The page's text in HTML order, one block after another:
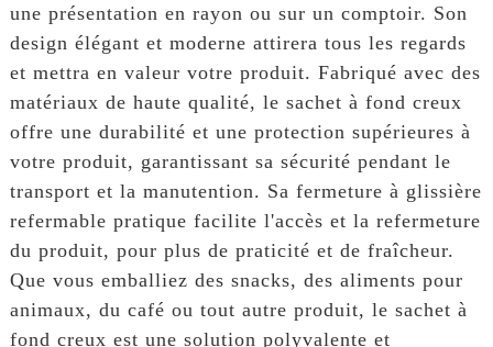
une présentation en rayon ou sur un comptoir. Son
design élégant et moderne attirera tous les regards
et mettra en valeur votre produit. Fabriqué avec des
matériaux de haute qualité, le sachet à fond creux
offre une durabilité et une protection supérieures à
votre produit, garantissant sa sécurité pendant le
transport et la manutention. Sa fermeture à glissière
refermable pratique facilite l'accès et la refermeture
du produit, pour plus de praticité et de fraîcheur.
Que vous emballiez des snacks, des aliments pour
animaux, du café ou tout autre produit, le sachet à
fond creux est une solution polyvalente et